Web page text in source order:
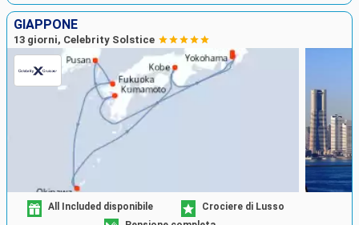
GIAPPONE
13 giorni, Celebrity Solstice
All Included disponibile
Crociere di Lusso